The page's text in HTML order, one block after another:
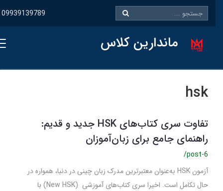
09939139789
ماندارین کلاس
hsk
تفاوت سری کتاب‌های HSK جدید و قدیم:
راهنمای جامع برای زبان‌آموزان
/post-6
آزمون HSK به‌عنوان معتبرترین مدرک زبان چینی در دنیا، همواره در
حال تکامل است. اخیرا سری کتاب‌های آموزشی (New HSK) با